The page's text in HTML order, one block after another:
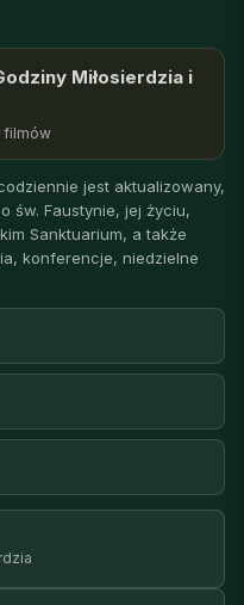
Miłosierdzia i
filmów
jest aktualizowany,
św. Faustynie, jej życiu,
Sanktuarium, a także
konferencje, niedzielne